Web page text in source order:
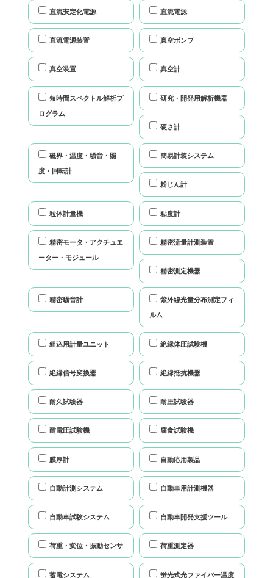
直流安定化電源 直流電源
直流電源装置 真空ポンプ
真空装置 真空計
短時間スペクトル解析プ
ログラム
研究・開発用解析機器
硬さ計
磁界・温度・騒音・照
度・回転計
簡易計装システム
粉じん計
粒体計量機 粘度計
精密モータ・アクチュエ
ーター・モジュール
精密流量計測装置
精密測定機器
精密騒音計 紫外線光量分布測定フィ
ルム
組込用計量ユニット 絶縁体圧試験機
絶縁信号変換器 絶縁抵抗機器
耐久試験器 耐圧試験器
耐電圧試験機 腐食試験機
膜厚計 自動応用製品
自動計測システム 自動車用計測機器
自動車試験システム 自動車開発支援ツール
荷重・変位・振動センサ 荷重測定器
蓄電システム 蛍光式光ファイバー温度